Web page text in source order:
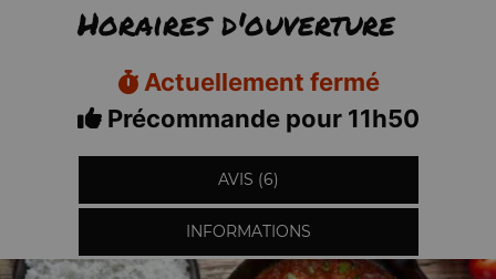
Horaires d'ouverture
Actuellement fermé
Précommande pour 11h50
AVIS (6)
INFORMATIONS